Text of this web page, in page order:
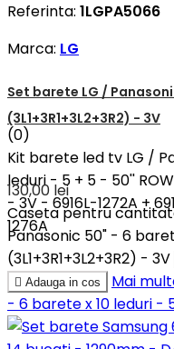
Referinta: 1LGPA5066
Marca: LG
Set barete LG /
(3L1+3R1+3L2+3R2) - 3V
(0)
Kit barete led tv LG /
leduri - 5 + 5 - 50''
- 3V - 6916L-1272A +
1276A
130,00 lei
Caseta pentru
Panasonic 50" - 6
(3L1+3R1+3L2+3R2) - 3V
 Adauga in cos Mai
- 6 barete x 10 leduri -